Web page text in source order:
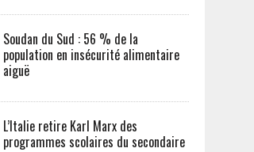
Soudan du Sud : 56 % de la
population en insécurité alimentaire
aiguë
L’Italie retire Karl Marx des
programmes scolaires du secondaire